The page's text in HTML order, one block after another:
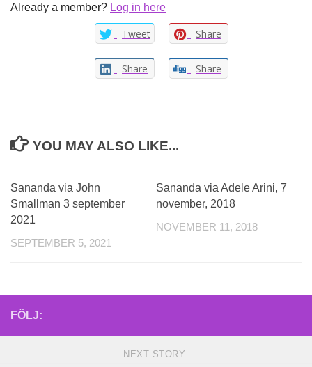
Already a member? Log in here
Tweet Share
Share Share
YOU MAY ALSO LIKE...
Sananda via John
Smallman 3 september
2021
SEPTEMBER 5, 2021
Sananda via Adele Arini, 7
november, 2018
NOVEMBER 11, 2018
FÖLJ:
NEXT STORY